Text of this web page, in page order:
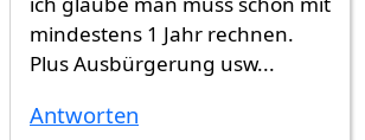
mindestens 1 Jahr rechnen.
Plus Ausbürgerung usw...
Antworten